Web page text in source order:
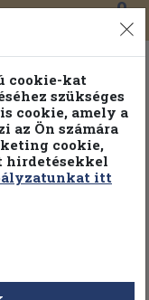
0
példányt
cookie-kat
szükséges
cookie, amely a
az Ön számára
cookie,
hirdetésekkel
itt